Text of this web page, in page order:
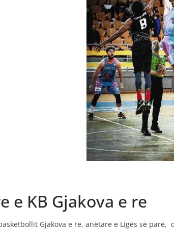
e KB Gjakova e re
Gjakova e re, anëtare e Ligës së